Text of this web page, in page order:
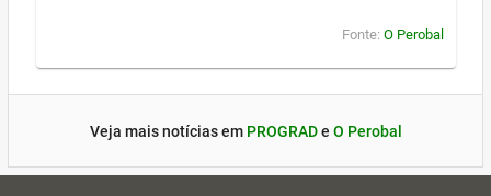
Fonte: O Perobal
Veja mais notícias em PROGRADe O Perobal